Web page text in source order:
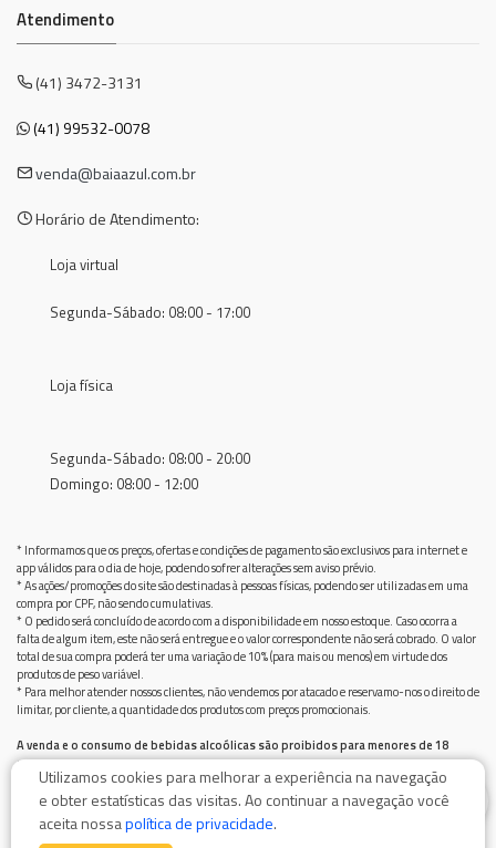
Atendimento
(41) 3472-3131
(41) 99532-0078
venda@baiaazul.com.br
Horário de Atendimento:
Loja virtual
Segunda-Sábado: 08:00 - 17:00
Loja física
Segunda-Sábado: 08:00 - 20:00
Domingo: 08:00 - 12:00
* Informamos que os preços, ofertas e condições de pagamento são exclusivos para internet e
app válidos para o dia de hoje, podendo sofrer alterações sem aviso prévio.
* As ações/promoções do site são destinadas à pessoas físicas, podendo ser utilizadas em uma
compra por CPF, não sendo cumulativas.
* O pedido será concluído de acordo com a disponibilidade em nosso estoque. Caso ocorra a
falta de algum item, este não será entregue e o valor correspondente não será cobrado. O valor
total de sua compra poderá ter uma variação de 10% (para mais ou menos) em virtude dos
produtos de peso variável.
* Para melhor atender nossos clientes, não vendemos por atacado e reservamo-nos o direito de
limitar, por cliente, a quantidade dos produtos com preços promocionais.
A venda e o consumo de bebidas alcoólicas são proibidos para menores de 18
anos.
Bebida alcoólica pode causar dependência química e, em excesso, provoca graves males à saúde.
Beba com moderação
Utilizamos cookies para melhorar a experiência na navegação
e obter estatísticas das visitas. Ao continuar a navegação você
aceita nossapolítica de privacidade.